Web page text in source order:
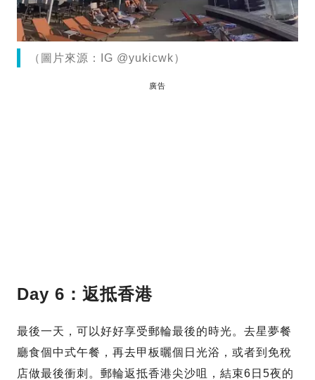
（圖片來源：IG @yukicwk）
廣告
Day 6：返抵香港
最後一天，可以好好享受郵輪最後的時光。去星夢餐
廳食個中式午餐，再去甲板曬個日光浴，或者到免稅
店做最後衝刺。郵輪返抵香港尖沙咀，結束6日5夜的